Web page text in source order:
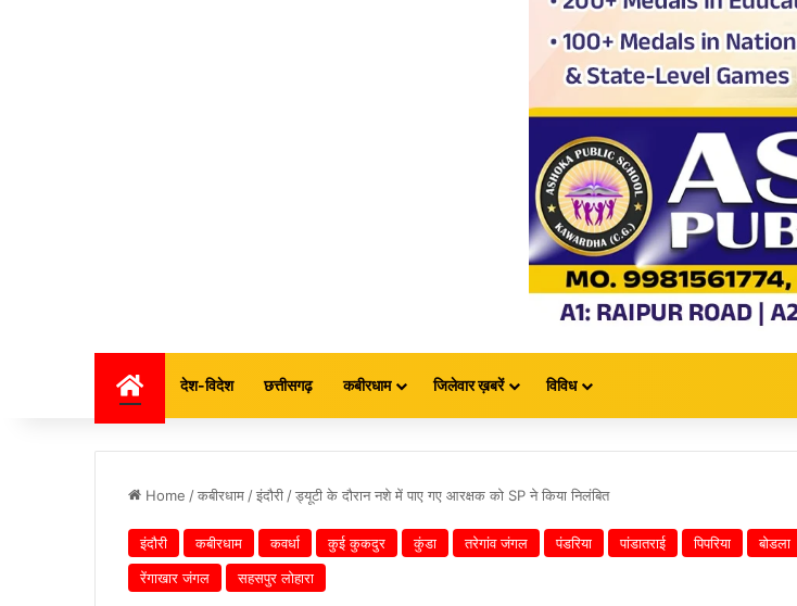
होम देश-विदेश छत्तीसगढ़ कबीरधाम जिलेवार ख़बरें विविध
Home /कबीरधाम /इंदौरी /ड्यूटी के दौरान नशे में पाए गए आरक्षक को SP ने किया निलंबित
इंदौरी कबीरधाम कवर्धा कुई कुकदुर कुंडा तरेगांव जंगल पंडरिया पांडातराई पिपरिया बोडला
रेंगाखार जंगल
सहसपुर लोहारा